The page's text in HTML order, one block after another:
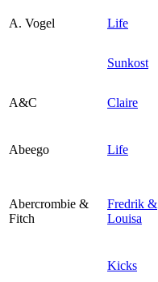
Personal Shopper
A. Vogel Life
Sunkost
A&C Claire
Abeego Life
Abercrombie &
Fitch
Fredrik &
Louisa
Kicks